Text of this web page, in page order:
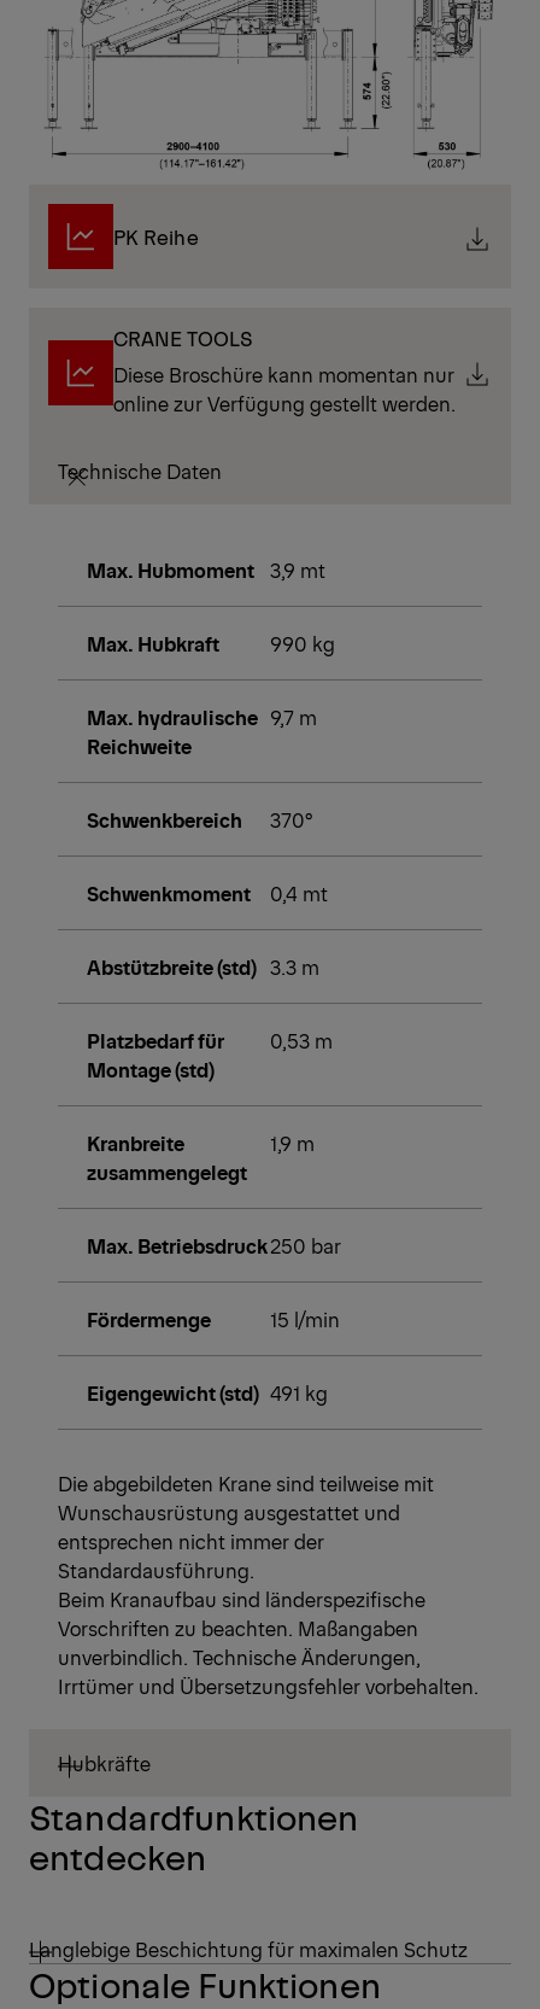
PK Reihe
CRANE TOOLS
Diese Broschüre kann momentan nur
online zur Verfügung gestellt werden.
Technische Daten
Max. Hubmoment 3,9 mt
Max. Hubkraft 990 kg
Max. hydraulische
Reichweite
9,7 m
Schwenkbereich 370°
Schwenkmoment 0,4 mt
Abstützbreite (std) 3.3 m
Platzbedarf für
Montage (std)
0,53 m
Kranbreite
zusammengelegt
1,9 m
Max. Betriebsdruck250 bar
Fördermenge 15 l/min
Eigengewicht (std) 491 kg
Die abgebildeten Krane sind teilweise mit
Wunschausrüstung ausgestattet und
entsprechen nicht immer der
Standardausführung.
Beim Kranaufbau sind länderspezifische
Vorschriften zu beachten. Maßangaben
unverbindlich. Technische Änderungen,
Irrtümer und Übersetzungsfehler vorbehalten.
Hubkräfte
Standardfunktionen
entdecken
Langlebige Beschichtung für maximalen Schutz
Optionale Funktionen